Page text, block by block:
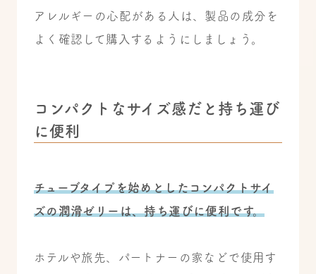
アレルギーの心配がある人は、製品の成分を
よく確認して購入するようにしましょう。
コンパクトなサイズ感だと持ち運び
に便利
チューブタイプを始めとしたコンパクトサイ
ズの潤滑ゼリーは、持ち運びに便利です。
ホテルや旅先、パートナーの家などで使用す